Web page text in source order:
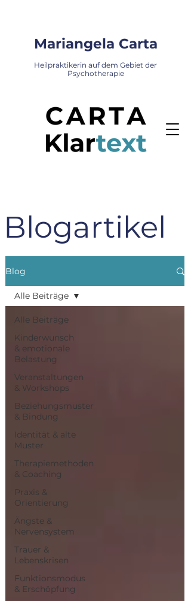
Mariangela Carta
Heilpraktikerin auf dem Gebiet der
Psychotherapie
Blogartikel
Blog
Alle Beiträge
Kinderwunsch
& emotionale
Belastung
Veranstaltungen
& Workshops
Beziehungsmuster
& Bindung
Identität & alte
Muster
Therapiemethoden
& Coaching
Praxis &
Orientierung
Ängste &
Nervensystem
Trauer &
Lebenskrisen
Funktionsmodus
& Erschöpfung
Alle Beiträge